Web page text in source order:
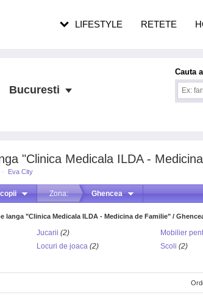
"Clinica Medicala ILDA -
· Eva City
Zona: Ghencea
langa "Clinica Medicala ILDA - Medicina de Familie" /
Jucarii (2) Mobilier
Locuri de joaca (2) Scoli (2)
Bucuresti
Cauta
LIFESTYLE RETETE